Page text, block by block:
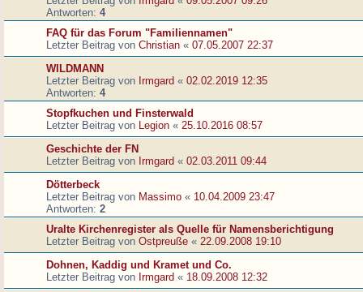
Antworten: 4
FAQ für das Forum "Familiennamen"
Letzter Beitrag von Christian « 07.05.2007 22:37
WILDMANN
Letzter Beitrag von Irmgard « 02.02.2019 12:35
Antworten: 4
Stopfkuchen und Finsterwald
Letzter Beitrag von
Legion « 25.10.2016 08:57
Geschichte der FN
Letzter Beitrag von Irmgard « 02.03.2011 09:44
Dötterbeck
Letzter Beitrag von Massimo « 10.04.2009 23:47
Antworten: 2
Uralte Kirchenregister als Quelle für Namensberichtigung
Letzter Beitrag von Ostpreuße « 22.09.2008 19:10
Dohnen, Kaddig und Kramet und Co.
Letzter Beitrag von Irmgard « 18.09.2008 12:32